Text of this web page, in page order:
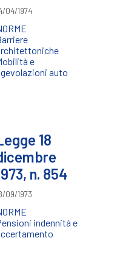
04/1974
e
auto
18
n. 854
09/1973
indennità e